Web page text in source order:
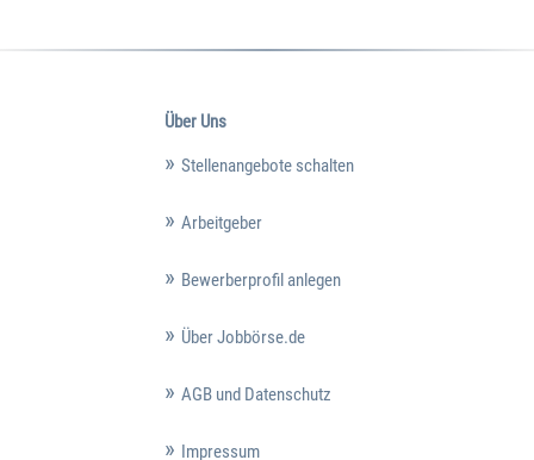
Über Uns
Stellenangebote schalten
Arbeitgeber
Bewerberprofil anlegen
Über Jobbörse.de
AGB und Datenschutz
Impressum